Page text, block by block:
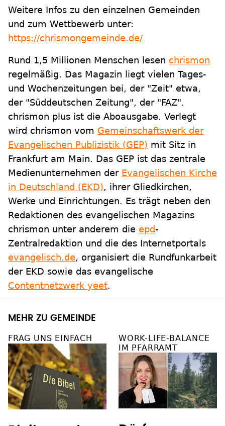
Weitere Infos zu den einzelnen Gemeinden
und zum Wettbewerb unter:
https://chrismongemeinde.de/
Rund 1,5 Millionen Menschen lesen chrismon
regelmäßig. Das Magazin liegt vielen Tages-
und Wochenzeitungen bei, der "Zeit" etwa,
der "Süddeutschen Zeitung", der "FAZ".
chrismon plus ist die Aboausgabe. Verlegt
wird chrismon vom Gemeinschaftswerk der
Evangelischen Publizistik (GEP) mit Sitz in
Frankfurt am Main. Das GEP ist das zentrale
Medienunternehmen der Evangelischen Kirche
in Deutschland (EKD), ihrer Gliedkirchen,
Werke und Einrichtungen. Es trägt neben den
Redaktionen des evangelischen Magazins
chrismon unter anderem die epd-
Zentralredaktion und die des Internetportals
evangelisch.de, organisiert die Rundfunkarbeit
der EKD sowie das evangelische
Contentnetzwerk yeet.
MEHR ZU GEMEINDE
FRAG UNS EINFACH
WORK-LIFE-BALANCE
IM PFARRAMT